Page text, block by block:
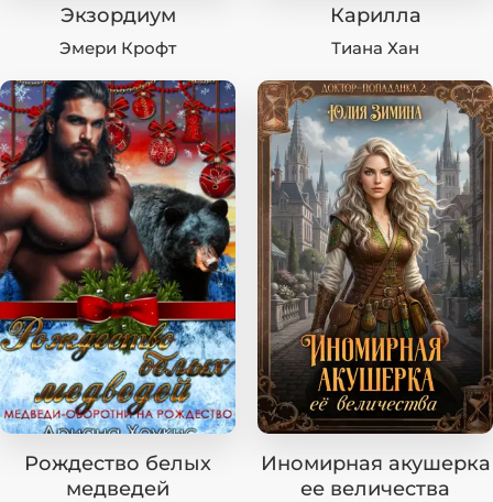
Экзордиум
Эмери Крофт
Карилла
Тиана Хан
Рождество белых
медведей
Иномирная акушерка
ее величества